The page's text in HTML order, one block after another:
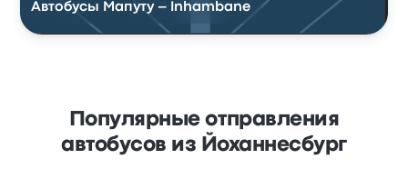
Автобусы Мапуту – Inhambane
Популярные отправления
автобусов из Йоханнесбург